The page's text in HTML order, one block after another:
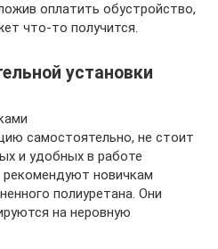
оплатить обустройство,
что-то получится.
установки
самостоятельно, не стоит
и удобных в работе
новичкам
полиуретана. Они
на неровную